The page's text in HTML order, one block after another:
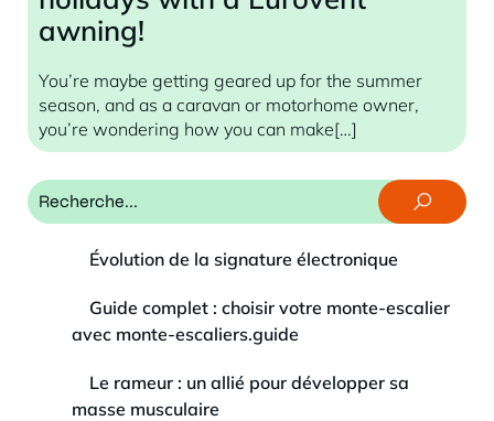
awning!
You’re maybe getting geared up for the summer
season, and as a caravan or motorhome owner,
you’re wondering how you can make[…]
Évolution de la signature électronique
Guide complet : choisir votre monte-escalier
avec monte-escaliers.guide
Le rameur : un allié pour développer sa
masse musculaire